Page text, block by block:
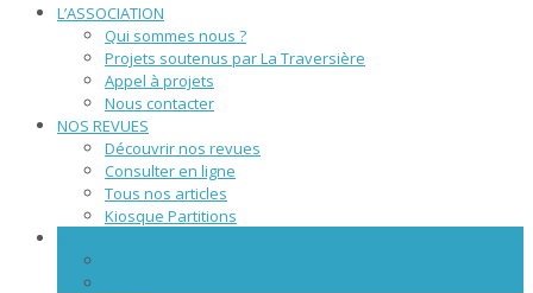
L’ASSOCIATION
Qui sommes nous ?
Projets soutenus par La Traversière
Appel à projets
Nous contacter
NOS REVUES
Découvrir nos revues
Consulter en ligne
Tous nos articles
Kiosque Partitions